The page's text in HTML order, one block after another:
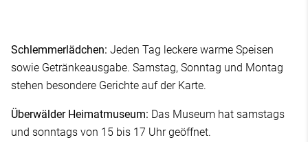
Schlemmerlädchen: Jeden Tag leckere warme Speisen
sowie Getränkeausgabe. Samstag, Sonntag und Montag
stehen besondere Gerichte auf der Karte.
Überwälder Heimatmuseum: Das Museum hat samstags
und sonntags von 15 bis 17 Uhr geöffnet.